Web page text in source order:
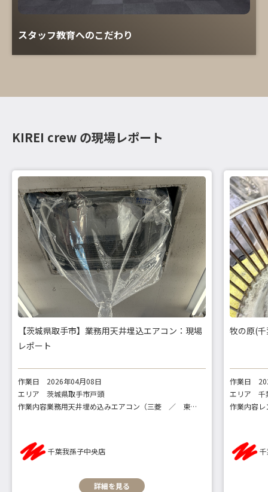
スタッフ教育へのこだわり
KIREI crew の現場レポート
【茨城県取手市】業務用天井埋込エアコン：現場
レポート
作業日
2026年04月08日
エリア
茨城県取手市戸頭
作業内容
業務用天井埋め込みエアコン（三菱 ／ 東芝）
千葉我孫子中央店
詳細を見る
牧の原(
作業日
エリア
千
作業内容